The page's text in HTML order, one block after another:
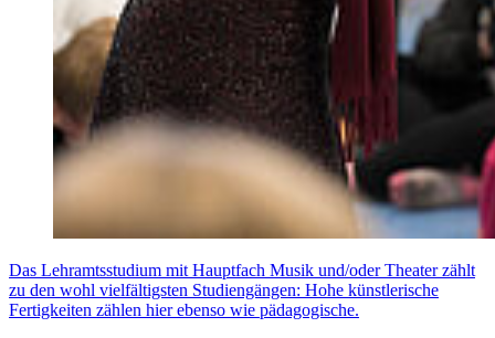
Das Lehramtsstudium mit Hauptfach Musik und/oder Theater zählt
zu den wohl vielfältigsten Studiengängen: Hohe künstlerische
Fertigkeiten zählen hier ebenso wie pädagogische.